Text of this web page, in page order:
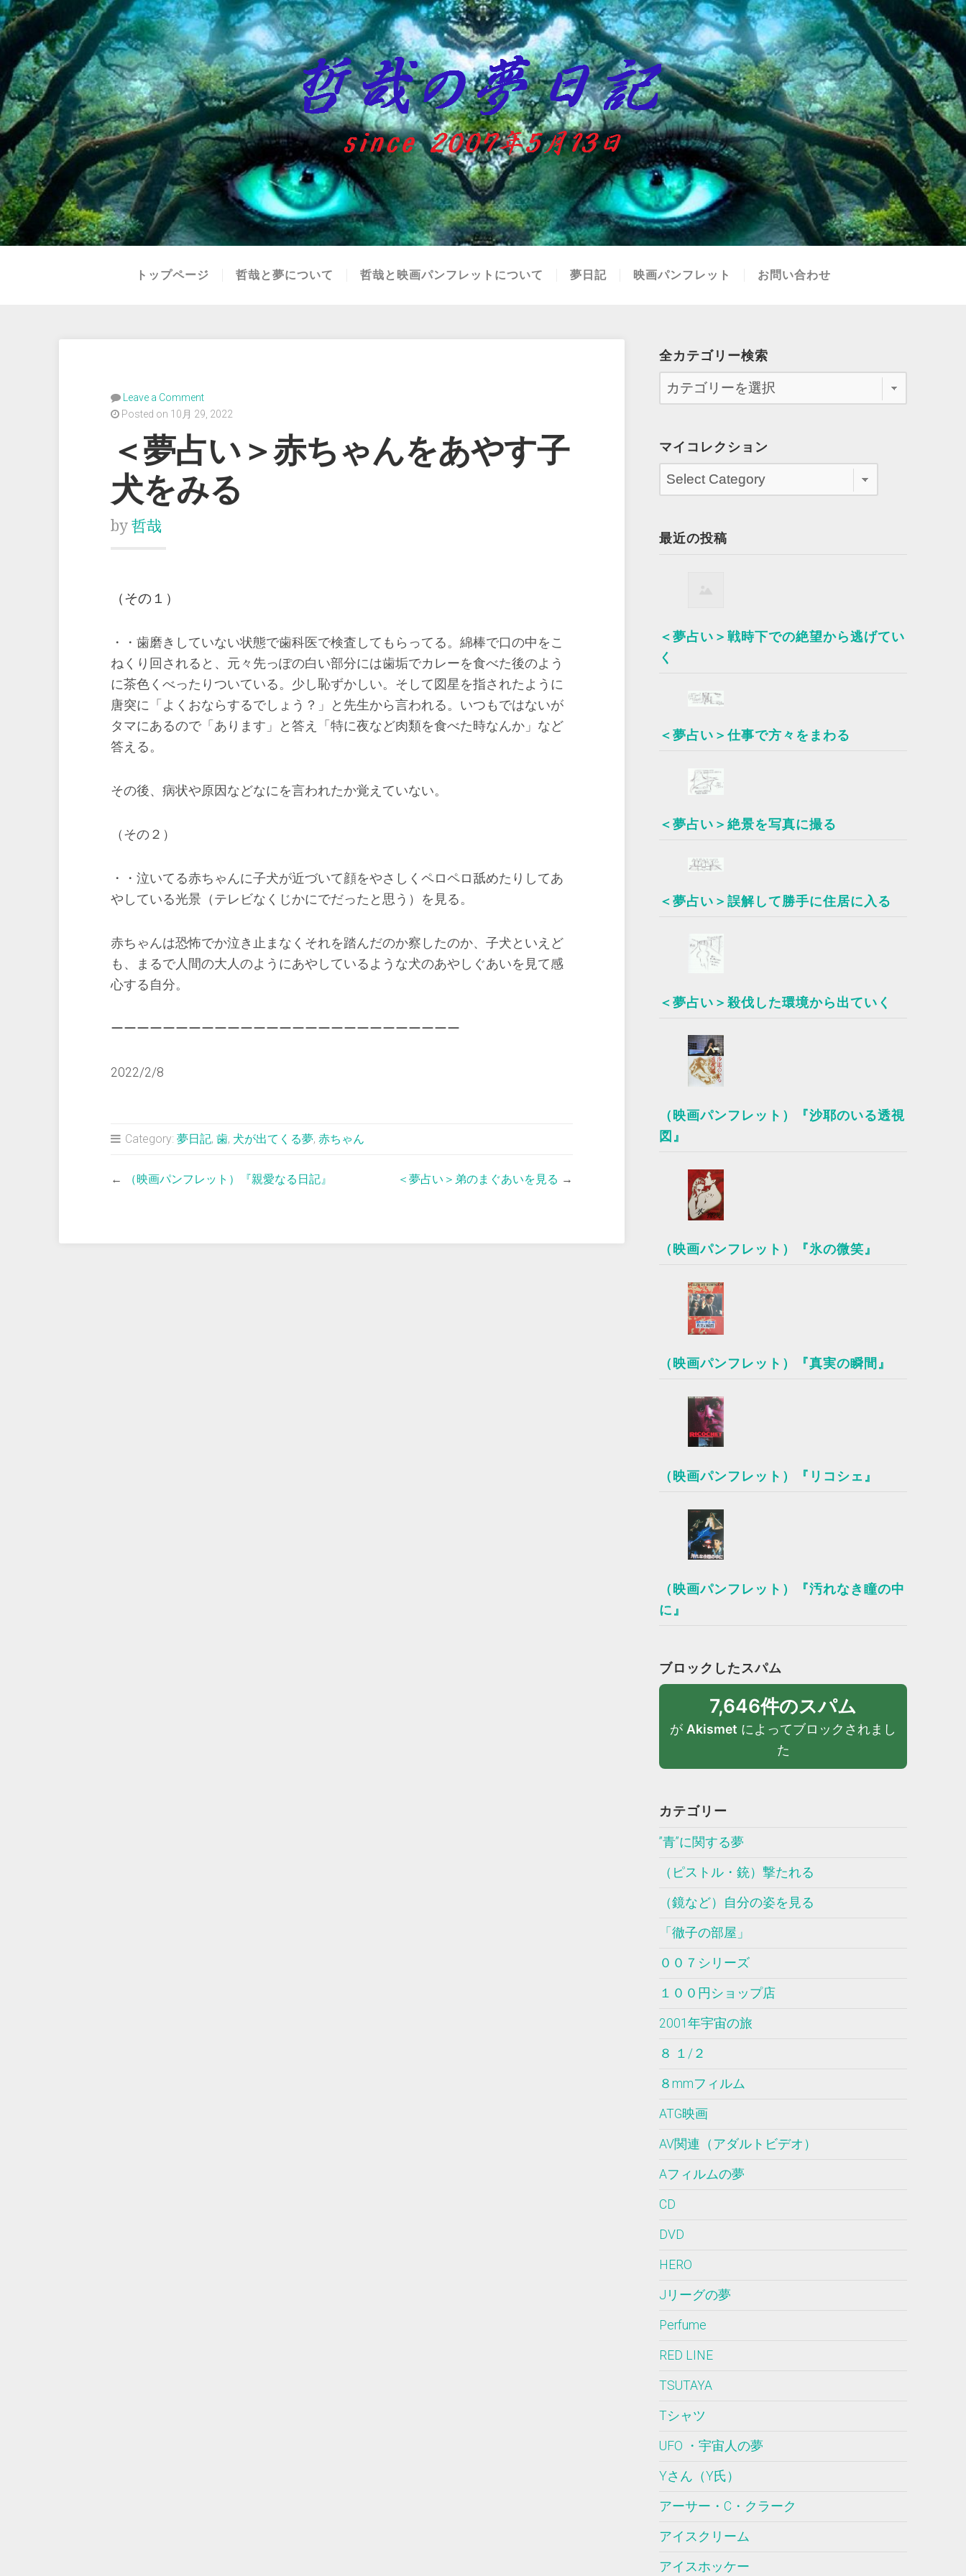
トップページ 哲哉と夢について 哲哉と映画パンフレットについて 夢日記 映画パンフレット お問い合わせ
Leave a Comment
Posted on 10月 29, 2022
＜夢占い＞赤ちゃんをあやす子
犬をみる
by 哲哉
（その１）
・・歯磨きしていない状態で歯科医で検査してもらってる。綿棒で口の中をこ
ねくり回されると、元々先っぽの白い部分には歯垢でカレーを食べた後のよう
に茶色くべったりついている。少し恥ずかしい。そして図星を指されたように
唐突に「よくおならするでしょう？」と先生から言われる。いつもではないが
タマにあるので「あります」と答え「特に夜など肉類を食べた時なんか」など
答える。
その後、病状や原因などなにを言われたか覚えていない。
（その２）
・・泣いてる赤ちゃんに子犬が近づいて顔をやさしくペロペロ舐めたりしてあ
やしている光景（テレビなくじかにでだったと思う）を見る。
赤ちゃんは恐怖でか泣き止まなくそれを踏んだのか察したのか、子犬といえど
も、まるで人間の大人のようにあやしているような犬のあやしぐあいを見て感
心する自分。
ーーーーーーーーーーーーーーーーーーーーーーーーーーー
2022/2/8
Category: 夢日記, 歯, 犬が出てくる夢, 赤ちゃん
← （映画パンフレット）『親愛なる日記』 ＜夢占い＞弟のまぐあいを見る →
全カテゴリー検索
マイコレクション
最近の投稿
＜夢占い＞戦時下での絶望から逃げてい
く
＜夢占い＞仕事で方々をまわる
＜夢占い＞絶景を写真に撮る
＜夢占い＞誤解して勝手に住居に入る
＜夢占い＞殺伐した環境から出ていく
（映画パンフレット）『沙耶のいる透視
図』
（映画パンフレット）『氷の微笑』
（映画パンフレット）『真実の瞬間』
（映画パンフレット）『リコシェ』
（映画パンフレット）『汚れなき瞳の中
に』
ブロックしたスパム
7,646件のスパム
が Akismet によってブロックされまし
た
カテゴリー
”青”に関する夢
（ピストル・銃）撃たれる
（鏡など）自分の姿を見る
「徹子の部屋」
００７シリーズ
１００円ショップ店
2001年宇宙の旅
８ １/２
８mmフィルム
ATG映画
AV関連（アダルトビデオ）
Aフィルムの夢
CD
DVD
HERO
Jリーグの夢
Perfume
RED LINE
TSUTAYA
Tシャツ
UFO ・宇宙人の夢
Yさん（Y氏）
アーサー・C・クラーク
アイスクリーム
アイスホッケー